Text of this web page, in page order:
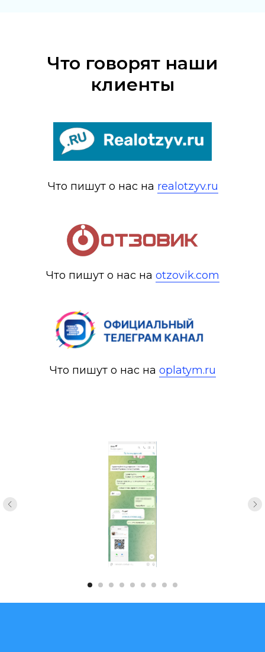
Что говорят наши
клиенты
Что пишут о нас на otzovik.com
Что пишут о нас на realotzyv.ru
Что пишут о нас на oplatym.ru